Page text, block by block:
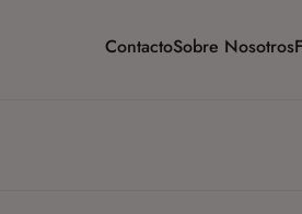
ContactoSobre Nosotros